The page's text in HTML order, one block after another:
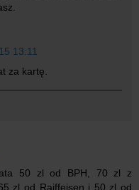
13:11
za kartę.
50 zl od BPH, 70 zl z
zl od Raiffeisen i 50 zl od